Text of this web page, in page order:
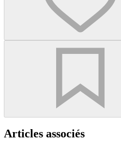
Articles associés